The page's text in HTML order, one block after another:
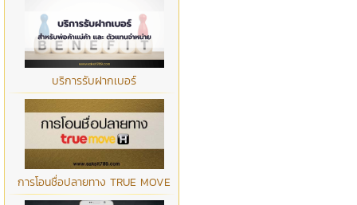
บริการรับฝากเบอร์
การโอนชื่อปลายทาง TRUE MOVE